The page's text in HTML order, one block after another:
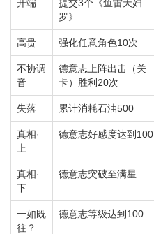
开端
提交3个《鱼雷天妇
罗》
高贵 强化任意角色10次
不协调
音
德意志上阵出击（关
卡）胜利20次
失落 累计消耗石油500
真相·
上
德意志好感度达到100
真相·
下
德意志突破至满星
一如既
往？
德意志等级达到100